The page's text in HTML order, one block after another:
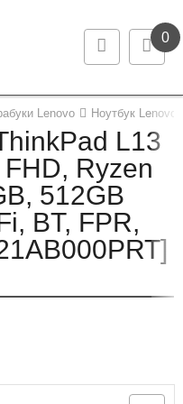
0
Lenovo Ноутбук
L13
Ryzen
512GB
BT, FPR,